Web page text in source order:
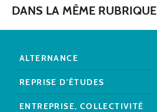
DANS LA MÊME RUBRIQUE
ALTERNANCE
REPRISE D'ÉTUDES
ENTREPRISE, COLLECTIVITÉ